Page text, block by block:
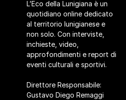
L’Eco della Lunigiana è un
quotidiano online dedicato
al territorio lunigianese e
non solo. Con interviste,
inchieste, video,
approfondimenti e report di
eventi culturali e sportivi.
Direttore Responsabile:
Gustavo Diego Remaggi